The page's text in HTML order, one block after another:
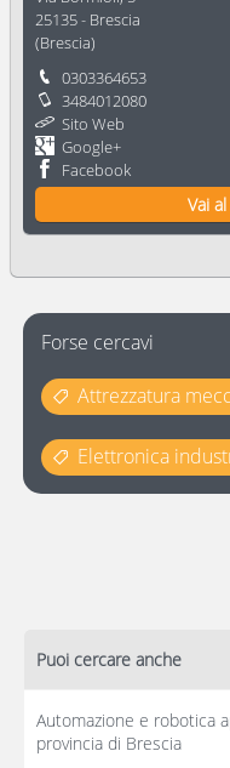
25135- Brescia
(Brescia)
0303364653
3484012080
Sito Web
Google+
Facebook
Vai
Forse cercavi
Attrezzatura
Elettronica
Puoi cercare anche
Automazione e robotica
provincia di Brescia